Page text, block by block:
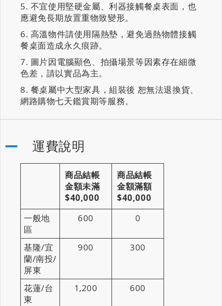
不宜使用堅硬金屬、利器接觸餐桌表面，也
應避免長期放置重物致變形。
高溫物件請使用隔熱墊，避免過熱物體接觸
餐桌面造成永久痕跡。
圖片因電腦顯色、拍攝場景等因素存在細微
色差，請以實品為主。
餐桌屬中大型家具，組裝後 恕無法退換貨、
網路購物七天鑑賞期等服務。
運費說明
商品結帳
金額未滿
$40,000
商品結帳
金額滿額
$40,000
一般地
區
600 0
基隆/宜
蘭/南投/
屏東
900 300
花蓮/台
東
1,200 600